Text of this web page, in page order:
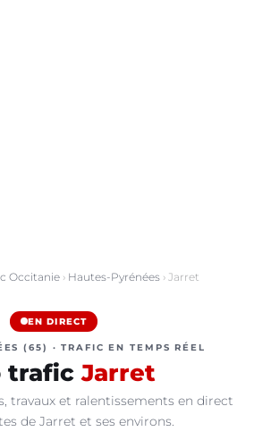
Occitanie› Hautes-Pyrénées› Jarret
EN DIRECT
(65) · TRAFIC EN TEMPS RÉEL
traficJarret
travaux et ralentissements en direct
de Jarret et ses environs.